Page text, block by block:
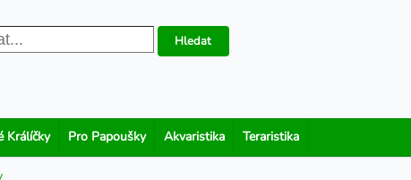
Hledat
Králíčky Pro Papoušky Akvaristika Teraristika